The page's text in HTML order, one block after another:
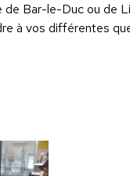
de Bar-le-Duc ou de
à vos différentes